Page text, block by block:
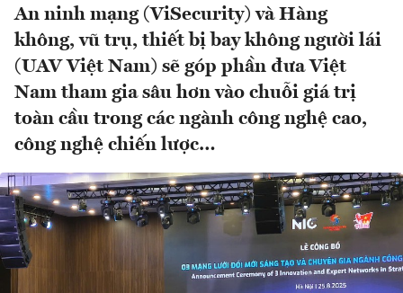
An ninh mạng (ViSecurity) và Hàng
không, vũ trụ, thiết bị bay không người lái
(UAV Việt Nam) sẽ góp phần đưa Việt
Nam tham gia sâu hơn vào chuỗi giá trị
toàn cầu trong các ngành công nghệ cao,
công nghệ chiến lược…